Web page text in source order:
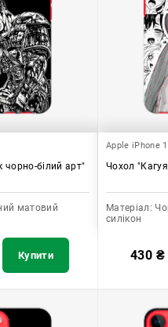
чорно-білий арт"
матовий
Купити
Apple iPhone
Чохол
Матеріал:
силікон
430 ₴